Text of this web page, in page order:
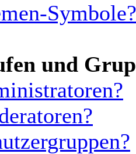
Symbole?
und